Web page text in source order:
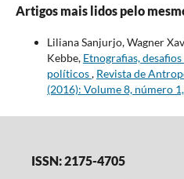
Artigos mais lidos pelo
Liliana Sanjurjo, Wagner
Kebbe, Etnografias,
políticos, Revista de
(2016): Volume 8, número
ISSN: 2175-4705